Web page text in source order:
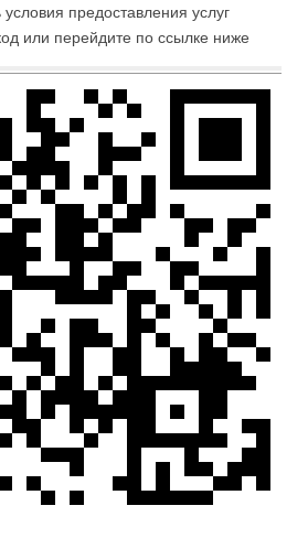
предоставления услуг
или перейдите по ссылке ниже